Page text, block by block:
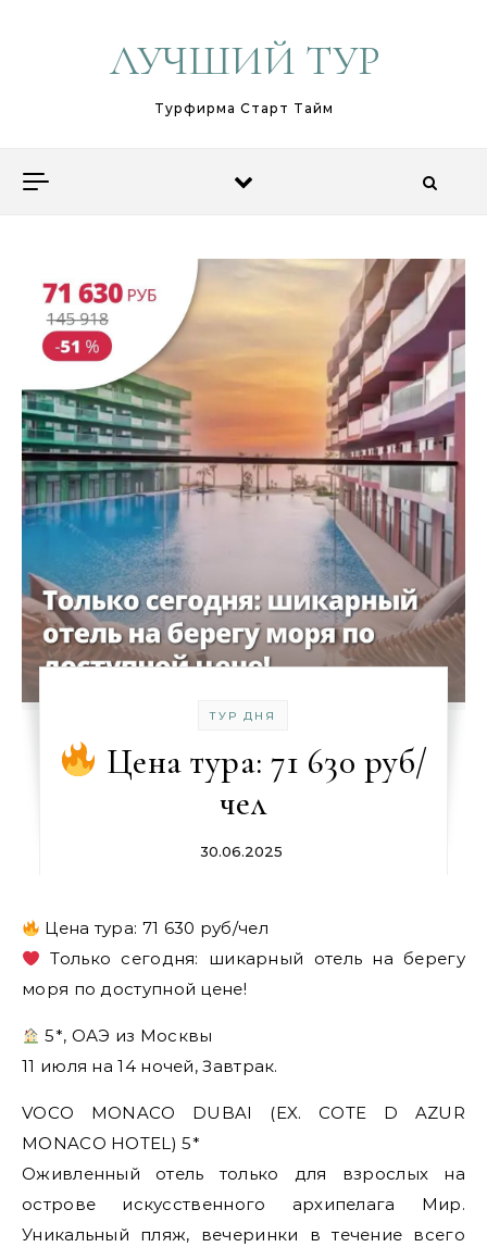
ЛУЧШИЙ ТУР
Турфирма Старт Тайм
ТУР ДНЯ
Цена тура: 71 630 руб/
чел
30.06.2025
Цена тура: 71 630 руб/чел
Только сегодня: шикарный отель на берегу
моря по доступной цене!
5*, ОАЭ из Москвы
11 июля на 14 ночей, Завтрак.
VOCO MONACO DUBAI (EX. COTE D AZUR
MONACO HOTEL) 5*
Оживленный отель только для взрослых на
острове искусственного архипелага Мир.
Уникальный пляж, вечеринки в течение всего